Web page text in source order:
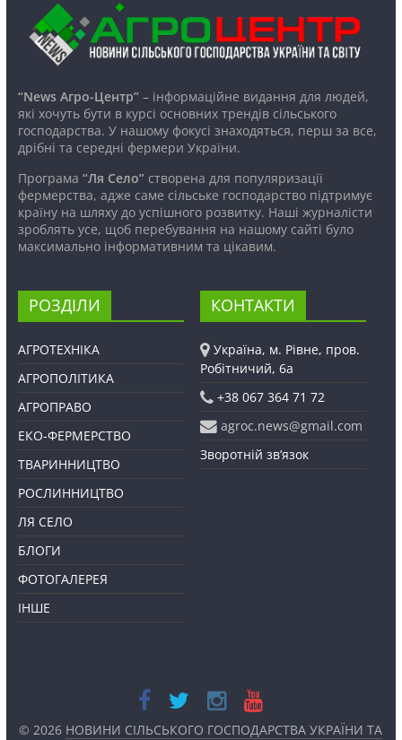
“News Агро-Центр”– інформаційне видання для людей,
які хочуть бути в курсі основних трендів сільського
господарства. У нашому фокусі знаходяться, перш за все,
дрібні та середні фермери України.
Програма “Ля Село”створена для популяризації
фермерства, адже саме сільське господарство підтримує
країну на шляху до успішного розвитку. Наші журналісти
зроблять усе, щоб перебування на нашому сайті було
максимально інформативним та цікавим.
РОЗДІЛИ
АГРОТЕХНІКА
АГРОПОЛІТИКА
АГРОПРАВО
ЕКО-ФЕРМЕРСТВО
ТВАРИННИЦТВО
РОСЛИННИЦТВО
ЛЯ СЕЛО
БЛОГИ
ФОТОГАЛЕРЕЯ
ІНШЕ
КОНТАКТИ
Україна, м. Рівне, пров.
Робітничий, 6а
+38 067 364 71 72
agroc.news@gmail.com
Зворотній зв’язок
© 2026 НОВИНИ СІЛЬСЬКОГО ГОСПОДАРСТВА УКРАЇНИ ТА